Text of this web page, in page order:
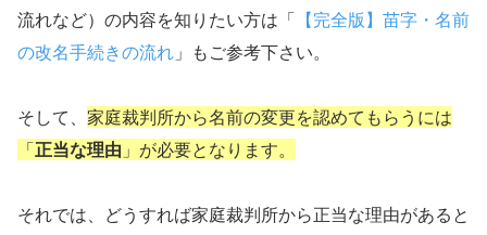
流れなど）の内容を知りたい方は「 【完全版】苗字・名前
の改名手続きの流れ 」もご参考下さい。
そして、 家庭裁判所から名前の変更を認めてもらうには
「正当な理由 」が必要となります。
それでは、どうすれば家庭裁判所から正当な理由があると